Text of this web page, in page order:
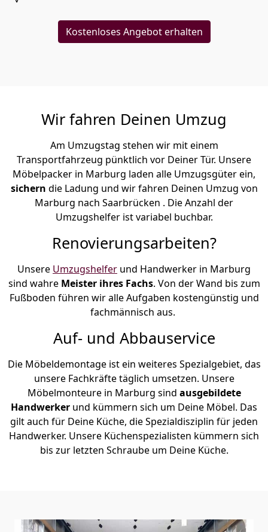
Kostenloses Angebot erhalten
Wir fahren Deinen Umzug
Am Umzugstag stehen wir mit einem
Transportfahrzeug pünktlich vor Deiner Tür. Unsere
Möbelpacker in Marburg laden alle Umzugsgüter ein,
sichern die Ladung und wir fahren Deinen Umzug von
Marburg nach Saarbrücken . Die Anzahl der
Umzugshelfer ist variabel buchbar.
Renovierungsarbeiten?
Unsere Umzugshelfer und Handwerker in Marburg
sind wahre Meister ihres Fachs. Von der Wand bis zum
Fußboden führen wir alle Aufgaben kostengünstig und
fachmännisch aus.
Auf- und Abbauservice
Die Möbeldemontage ist ein weiteres Spezialgebiet, das
unsere Fachkräfte täglich umsetzen. Unsere
Möbelmonteure in Marburg sind ausgebildete
Handwerker und kümmern sich um Deine Möbel. Das
gilt auch für Deine Küche, die Spezialdisziplin für jeden
Handwerker. Unsere Küchenspezialisten kümmern sich
bis zur letzten Schraube um Deine Küche.